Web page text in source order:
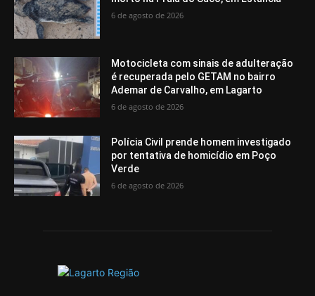
6 de agosto de 2026
Motocicleta com sinais de adulteração
é recuperada pelo GETAM no bairro
Ademar de Carvalho, em Lagarto
6 de agosto de 2026
Polícia Civil prende homem investigado
por tentativa de homicídio em Poço
Verde
6 de agosto de 2026